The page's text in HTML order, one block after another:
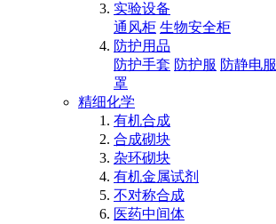
实验设备
通风柜 生物安全柜
防护用品
防护手套 防护服 防静电服
罩
精细化学
有机合成
合成砌块
杂环砌块
有机金属试剂
不对称合成
医药中间体